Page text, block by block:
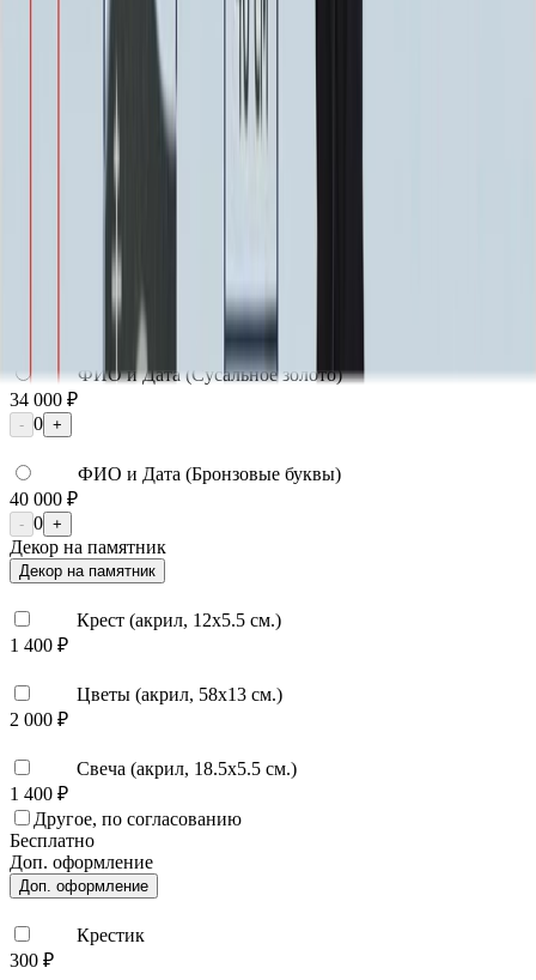
ФИО и Дата (Гравировка)
ФИО и Дата (Пескоструй)
ФИО и Дата (Скарпель)
ФИО и Дата (Сусальное золото)
34 000 ₽
- 0 +
ФИО и Дата (Бронзовые буквы)
40 000 ₽
- 0 +
Декор на памятник
Декор на памятник
Крест (акрил, 12х5.5 см.)
1 400 ₽
Цветы (акрил, 58х13 см.)
2 000 ₽
Свеча (акрил, 18.5х5.5 см.)
1 400 ₽
Другое, по согласованию
Бесплатно
Доп. оформление
Доп. оформление
Крестик
300 ₽